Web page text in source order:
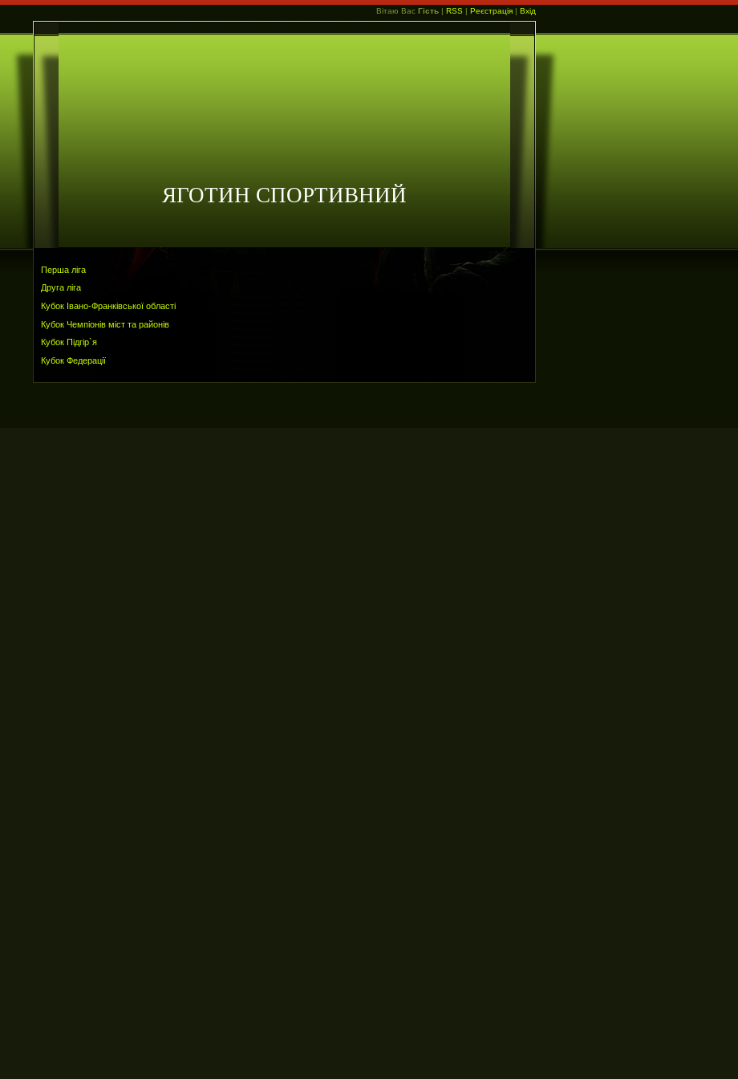
Вітаю Вас Гість | RSS | Реєстрація | Вхід
ЯГОТИН СПОРТИВНИЙ
Перша ліга
Друга ліга
Кубок Івано-Франківської області
Кубок Чемпіонів міст та районів
Кубок Підгір`я
Кубок Федерації